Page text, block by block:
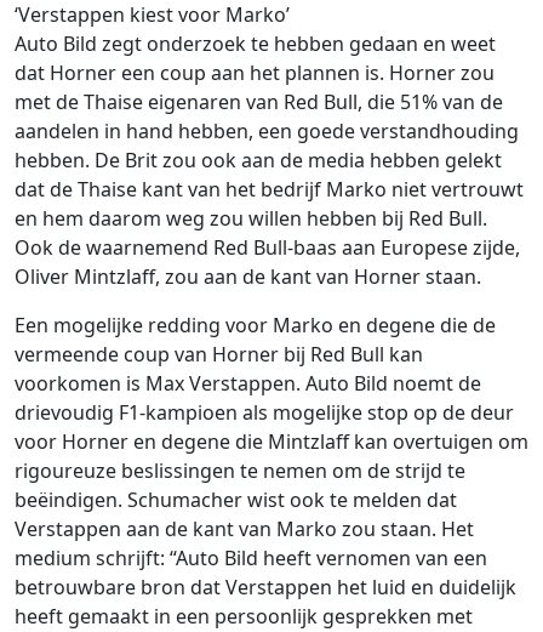
‘Verstappen kiest voor Marko’
Auto Bild zegt onderzoek te hebben gedaan en weet
dat Horner een coup aan het plannen is. Horner zou
met de Thaise eigenaren van Red Bull, die 51% van de
aandelen in hand hebben, een goede verstandhouding
hebben. De Brit zou ook aan de media hebben gelekt
dat de Thaise kant van het bedrijf Marko niet vertrouwt
en hem daarom weg zou willen hebben bij Red Bull.
Ook de waarnemend Red Bull-baas aan Europese zijde,
Oliver Mintzlaff, zou aan de kant van Horner staan.
Een mogelijke redding voor Marko en degene die de
vermeende coup van Horner bij Red Bull kan
voorkomen is Max Verstappen. Auto Bild noemt de
drievoudig F1-kampioen als mogelijke stop op de deur
voor Horner en degene die Mintzlaff kan overtuigen om
rigoureuze beslissingen te nemen om de strijd te
beëindigen. Schumacher wist ook te melden dat
Verstappen aan de kant van Marko zou staan. Het
medium schrijft: “Auto Bild heeft vernomen van een
betrouwbare bron dat Verstappen het luid en duidelijk
heeft gemaakt in een persoonlijk gesprekken met